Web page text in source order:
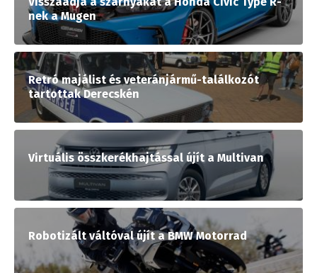
nek a Mugen
Retró majálist és veteránjármű-találkozót
tartottak Derecskén
Virtuális összkerékhajtással újít a Multivan
Robotizált váltóval újít a BMW Motorrad